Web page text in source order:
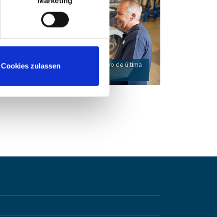
Cookies zulassen
Laboratorios y centros de ensayo de última